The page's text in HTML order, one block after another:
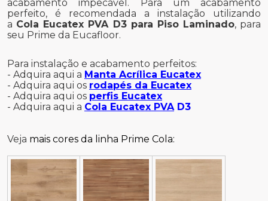
acabamento impecável. Para um acabamento
perfeito, é recomendada a instalação utilizando
a Cola Eucatex PVA D3 para Piso Laminado, para
seu Prime da Eucafloor.
Para instalação e acabamento perfeitos:
- Adquira aqui a Manta Acrílica Eucatex
- Adquira aqui os rodapés da Eucatex
- Adquira aqui os perfis Eucatex
- Adquira aqui a Cola Eucatex PVAD3
Veja mais cores da linha Prime Cola: